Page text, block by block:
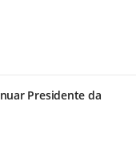
Presidente da